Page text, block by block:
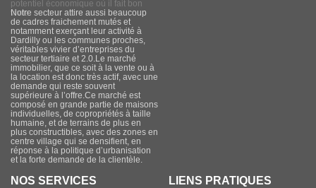
Notre secteur attire aussi beaucoup
de cadres fraichement mutés et
notamment exerçant leur activité à
Dardilly ou les communes proches,
véritables vivier d’entreprises du
secteur tertiaire et 2.0.Le marché
immobilier, que ce soit à la vente ou à
la location est donc très actif, avec une
demande qui reste souvent
supérieure à l’offre.Ce marché est
composé en grande partie de maisons
individuelles, de copropriétés à taille
humaine, et de terrains de plus en
plus constructibles, avec des zones en
centre village qui se densifient, en
réponse à la politique d’urbanisation
et la forte demande de la clientèle.
NOS SERVICES LIENS PRATIQUES